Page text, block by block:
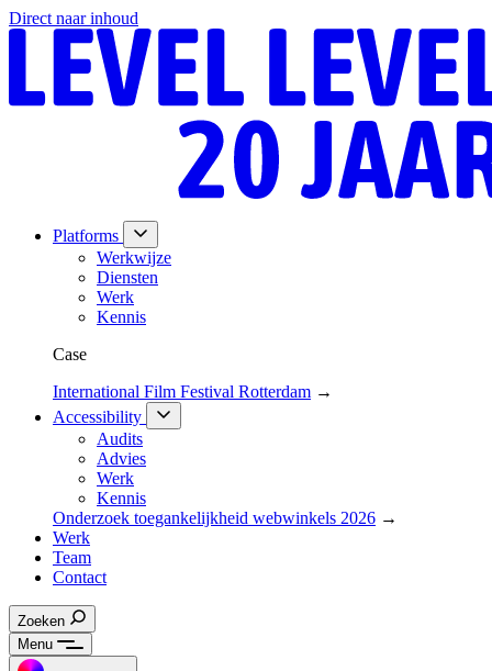
Direct naar inhoud
Platforms
Werkwijze
Diensten
Werk
Kennis
Case
International Film Festival Rotterdam →
Accessibility
Audits
Advies
Werk
Kennis
Onderzoek toegankelijkheid webwinkels 2026 →
Werk
Team
Contact
Zoeken
Menu